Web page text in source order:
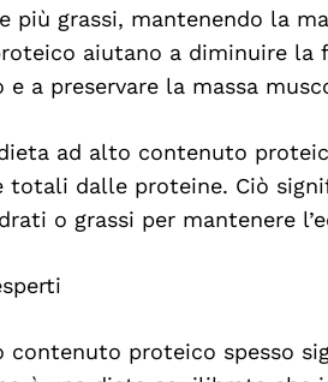
più grassi, mantenendo la
aiutano a diminuire la
a preservare la massa
ad alto contenuto
totali dalle proteine. Ciò
o grassi per mantenere
contenuto proteico spesso